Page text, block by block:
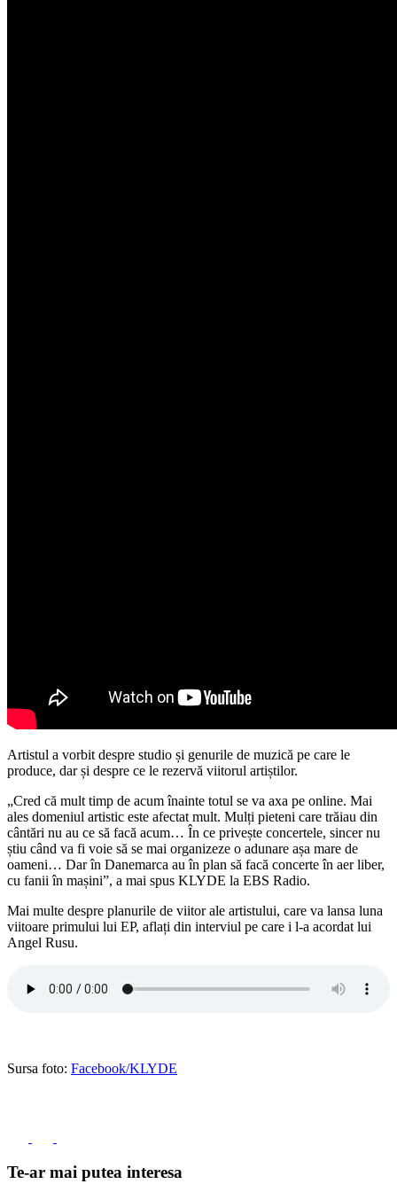
Artistul a vorbit despre studio și genurile de muzică pe care le
produce, dar și despre ce le rezervă viitorul artiștilor.
„Cred că mult timp de acum înainte totul se va axa pe online. Mai
ales domeniul artistic este afectat mult. Mulți pieteni care trăiau din
cântări nu au ce să facă acum… În ce privește concertele, sincer nu
știu când va fi voie să se mai organizeze o adunare așa mare de
oameni… Dar în Danemarca au în plan să facă concerte în aer liber,
cu fanii în mașini”, a mai spus KLYDE la EBS Radio.
Mai multe despre planurile de viitor ale artistului, care va lansa luna
viitoare primului lui EP, aflați din interviul pe care i l-a acordat lui
Angel Rusu.
Sursa foto: Facebook/KLYDE
Te-ar mai putea interesa